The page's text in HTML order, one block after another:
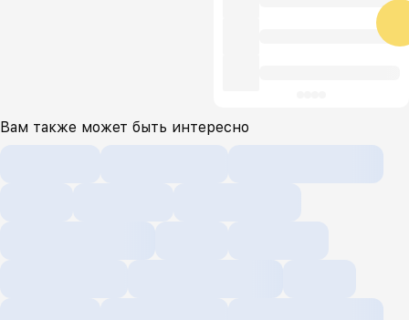
Вам также может быть интересно